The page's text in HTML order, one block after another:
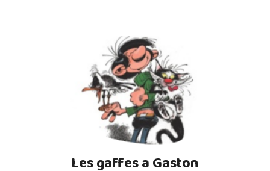
Les gaffes a Gaston